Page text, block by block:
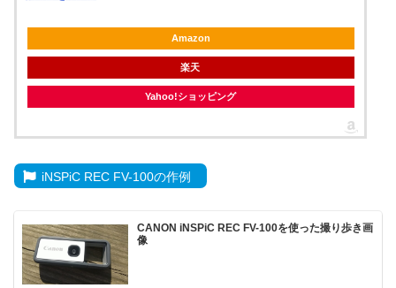
Amazon
楽天
Yahoo!ショッピング
iNSPiC REC FV-100の作例
CANON iNSPiC REC FV-100を使った撮り歩き画
像